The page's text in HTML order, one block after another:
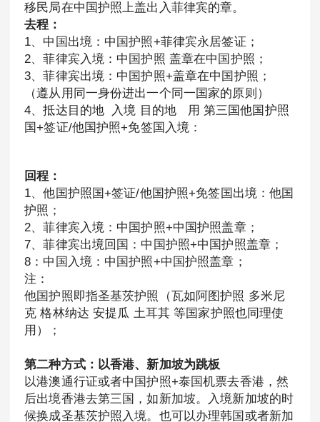
移民局在中国护照上盖出入菲律宾的章。
去程：
1、中国出境：中国护照+菲律宾永居签证；
2、菲律宾入境：中国护照 盖章在中国护照；
3、菲律宾出境：中国护照+盖章在中国护照；
（遵从用同一身份进出一个同一国家的原则）
4、抵达目的地 入境 目的地 用 第三国他国护照
国+签证/他国护照+免签国入境：
回程：
1、他国护照国+签证/他国护照+免签国出境：他国
护照；
2、菲律宾入境：中国护照+中国护照盖章；
7、菲律宾出境回国：中国护照+中国护照盖章；
8：中国入境：中国护照+中国护照盖章；
注：
他国护照即指圣基茨护照（瓦如阿图护照 多米尼
克 格林纳达 安提瓜 土耳其 等国家护照也同理使
用）；
第二种方式：以香港、新加坡为跳板
以港澳通行证或者中国护照+泰国机票去香港，然
后出境香港去第三国，如新加坡。入境新加坡的时
候换成圣基茨护照入境。也可以办理韩国或者新加